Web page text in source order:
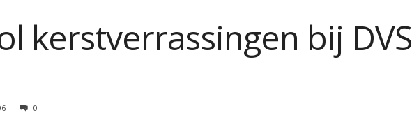
kerstverrassingen bij DVS
0